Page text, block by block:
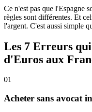
Ce n'est pas que l'Espagne
règles sont différentes. Et
l'argent. C'est aussi simple
Les 7 Erreurs
d'Euros aux
01
Acheter sans avocat